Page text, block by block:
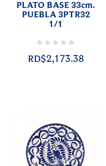
PLATO BASE 33cm.
PUEBLA 3PTR32
1/1
RD$2,173.38